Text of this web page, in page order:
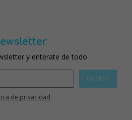
y enterate de todo
ENVIAR
de privacidad